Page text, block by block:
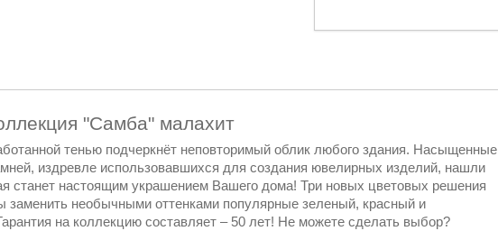
"Самба" малахит
тенью подчеркнёт неповторимый облик любого здания. Насыщенные
издревле использовавшихся для создания ювелирных изделий, нашли
станет настоящим украшением Вашего дома! Три новых цветовых решения
заменить необычными оттенками популярные зеленый, красный и
на коллекцию составляет – 50 лет! Не можете сделать выбор?